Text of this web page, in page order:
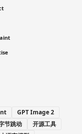
GPT Image 2
节跳动
开源工具